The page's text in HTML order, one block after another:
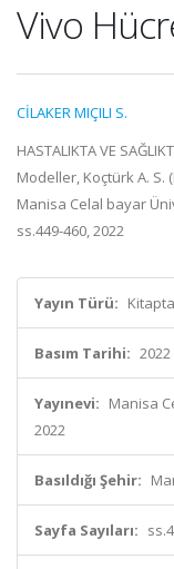
Vivo
CİLAKER MIÇILI S.
HASTALIKTA VE
Modeller, Koçtürk A. S.
Manisa Celal bayar
ss.449-460, 2022
Yayın Türü:
Basım Tarihi: 2022
Yayınevi: Manisa
2022
Basıldığı Şehir:
Sayfa Sayıları: